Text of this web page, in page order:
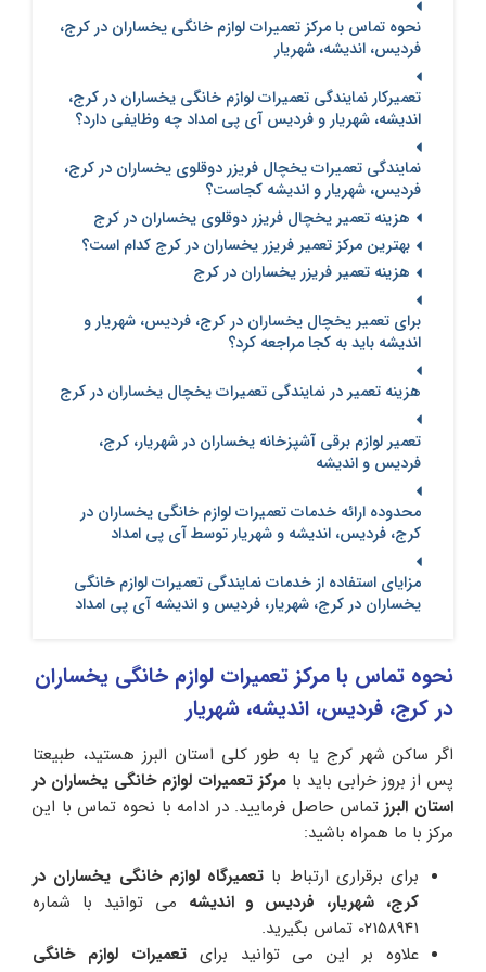
نحوه تماس با مرکز تعمیرات لوازم خانگی یخساران در کرج،
فردیس، اندیشه، شهریار
تعمیرکار نمایندگی تعمیرات لوازم خانگی یخساران در کرج،
اندیشه، شهریار و فردیس آی پی امداد چه وظایفی دارد؟
نمایندگی تعمیرات یخچال فریزر دوقلوی یخساران در کرج،
فردیس، شهریار و اندیشه کجاست؟
هزینه تعمیر یخچال فریزر دوقلوی یخساران در کرج
بهترین مرکز تعمیر فریزر یخساران در کرج کدام است؟
هزینه تعمیر فریزر یخساران در کرج
برای تعمیر یخچال یخساران در کرج، فردیس، شهریار و
اندیشه باید به کجا مراجعه کرد؟
هزینه تعمیر در نمایندگی تعمیرات یخچال یخساران در کرج
تعمیر لوازم برقی آشپزخانه یخساران در شهریار، کرج،
فردیس و اندیشه
محدوده ارائه خدمات تعمیرات لوازم خانگی یخساران در
کرج، فردیس، اندیشه و شهریار توسط آی پی امداد
مزایای استفاده از خدمات نمایندگی تعمیرات لوازم خانگی
یخساران در کرج، شهریار، فردیس و اندیشه آی پی امداد
نحوه تماس با مرکز تعمیرات لوازم خانگی یخساران
در کرج، فردیس، اندیشه، شهریار
اگر ساکن شهر کرج یا به طور کلی استان البرز هستید، طبیعتا
پس از بروز خرابی باید با مرکز تعمیرات لوازم خانگی یخساران در
استان البرزتماس حاصل فرمایید. در ادامه با نحوه تماس با این
مرکز با ما همراه باشید:
برای برقراری ارتباط با تعمیرگاه لوازم خانگی یخساران در
کرج، شهریار، فردیس و اندیشه می توانید با شماره
02158941 تماس بگیرید.
علاوه بر این می توانید برایتعمیرات لوازم خانگی